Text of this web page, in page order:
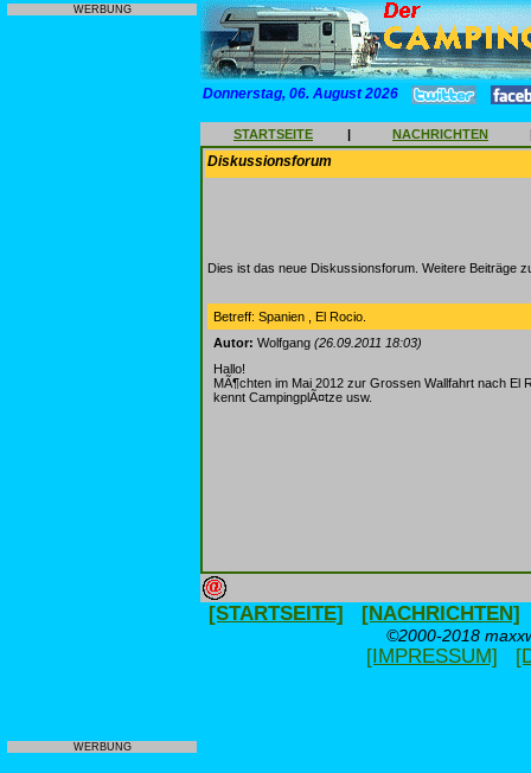
WERBUNG
WERBUNG
Donnerstag, 06. August 2026
STARTSEITE | NACHRICHTEN
Diskussionsforum
Dies ist das neue Diskussionsforum. Weitere Beiträge
Betreff: Spanien , El Rocio.
Autor: Wolfgang (26.09.2011 18:03)
Hallo!
MÃ¶chten im Mai 2012 zur Grossen Wallfahrt nach El
kennt CampingplÃ¤tze usw.
[STARTSEITE] [NACHRICHTEN]
©2000-2018
[IMPRESSUM]